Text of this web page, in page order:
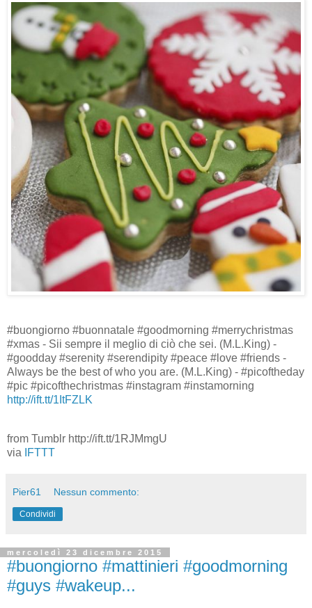
#buongiorno #buonnatale #goodmorning #merrychristmas
#xmas - Sii sempre il meglio di ciò che sei. (M.L.King) -
#goodday #serenity #serendipity #peace #love #friends -
Always be the best of who you are. (M.L.King) - #picoftheday
#pic #picofthechristmas #instagram #instamorning
http://ift.tt/1ItFZLK
from Tumblr http://ift.tt/1RJMmgU
via
IFTTT
Pier61 Nessun commento:
Condividi
mercoledì 23 dicembre 2015
#buongiorno #mattinieri #goodmorning
#guys #wakeup...